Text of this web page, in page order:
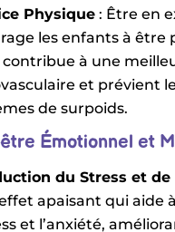
Physique: Être en
les enfants à être
contribue à une
et prévient
de surpoids.
Émotionnel et
du Stress et de
apaisant qui aide
et l’anxiété,